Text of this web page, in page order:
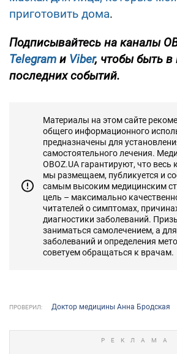
приготовить дома.
Подписывайтесь на каналы
Telegram и Viber, чтобы быть в
последних событий.
Материалы на этом сайте
общего информационного
предназначены для
самостоятельного лечения.
OBOZ.UA гарантируют, что весь
мы размещаем, публикуется и
самым высоким медицинским
цель – максимально
читателей о симптомах,
диагностики заболеваний.
заниматься самолечением, а
заболеваний и определения
советуем обращаться к врачам.
ПРОВЕРИЛ: Доктор медицины Анна Бродская